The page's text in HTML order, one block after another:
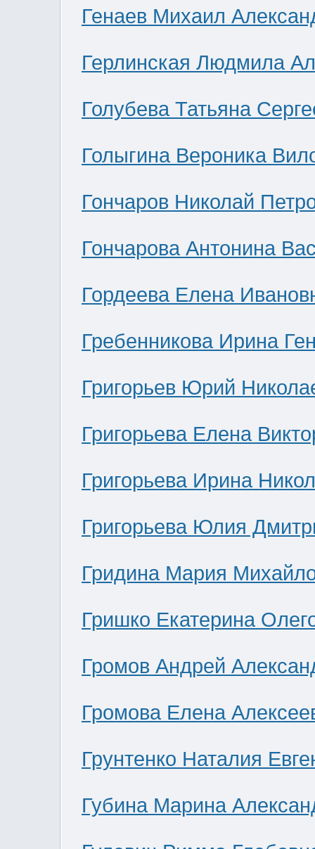
Генаев Михаил
Герлинская Людмила
Голубева Татьяна
Голыгина Вероника
Гончаров Николай
Гончарова Антонина
Гордеева Елена
Гребенникова Ирина
Григорьев Юрий
Григорьева Елена
Григорьева Ирина
Григорьева Юлия
Гридина Мария
Гришко Екатерина
Громов Андрей
Громова Елена
Грунтенко Наталия
Губина Марина